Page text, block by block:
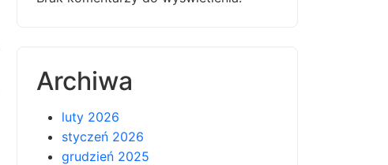
Archiwa
luty 2026
styczeń 2026
grudzień 2025